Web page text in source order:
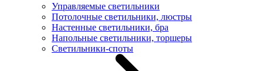
Управляемые светильники
Потолочные светильники, люстры
Настенные светильники, бра
Напольные светильники, торшеры
Светильники-споты